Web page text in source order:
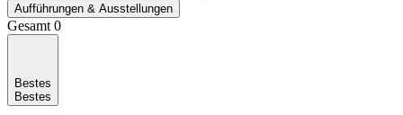
Aufführungen & Ausstellungen
Gesamt 0
Bestes
Bestes